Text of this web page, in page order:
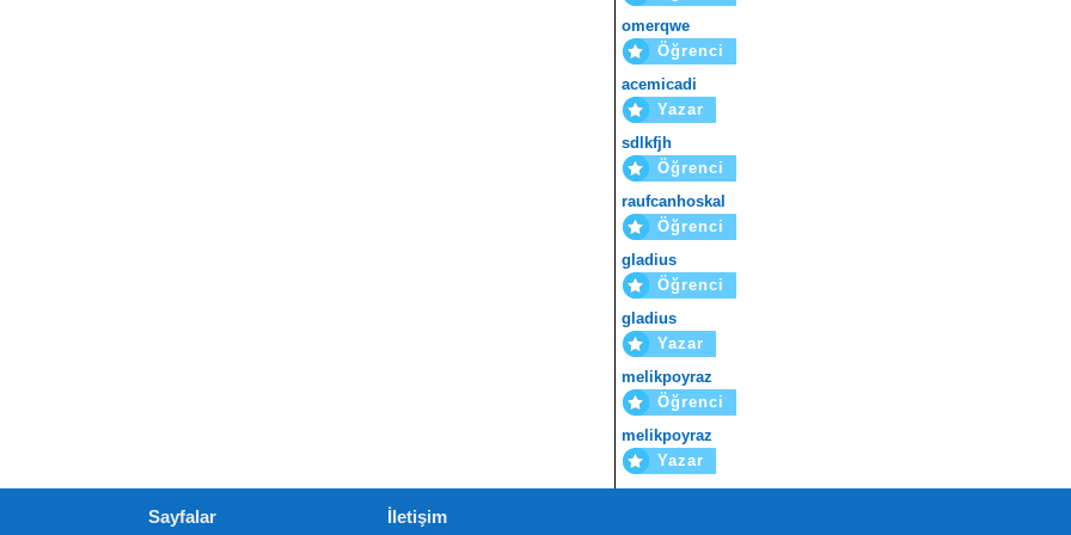
omerqwe
Öğrenci
acemicadi
Yazar
sdlkfjh
Öğrenci
raufcanhoskal
Öğrenci
gladius
Öğrenci
gladius
Yazar
melikpoyraz
Öğrenci
melikpoyraz
Yazar
Sayfalar İletişim